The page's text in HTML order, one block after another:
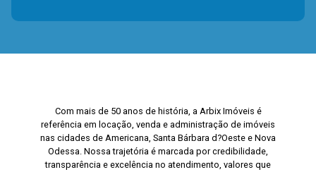
Com mais de 50 anos de história, a Arbix Imóveis é
referência em locação, venda e administração de imóveis
nas cidades de Americana, Santa Bárbara d?Oeste e Nova
Odessa. Nossa trajetória é marcada por credibilidade,
transparência e excelência no atendimento, valores que